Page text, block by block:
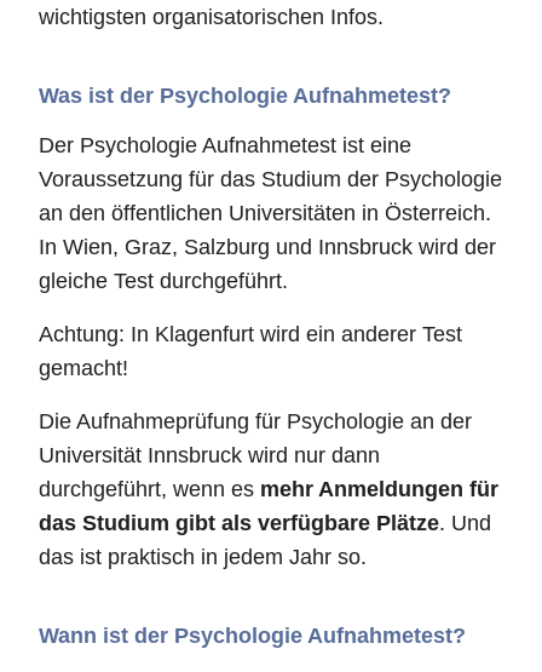
wichtigsten organisatorischen Infos.
Was ist der Psychologie Aufnahmetest?
Der Psychologie Aufnahmetest ist eine
Voraussetzung für das Studium der Psychologie
an den öffentlichen Universitäten in Österreich.
In Wien, Graz, Salzburg und Innsbruck wird der
gleiche Test durchgeführt.
Achtung: In Klagenfurt wird ein anderer Test
gemacht!
Die Aufnahmeprüfung für Psychologie an der
Universität Innsbruck wird nur dann
durchgeführt, wenn es mehr Anmeldungen für
das Studium gibt als verfügbare Plätze. Und
das ist praktisch in jedem Jahr so.
Wann ist der Psychologie Aufnahmetest?